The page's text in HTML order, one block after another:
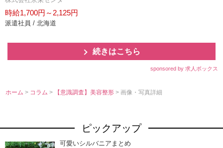
時給1,700円～2,125円
派遣社員 / 北海道
続きはこちら
sponsored by 求人ボックス
ホーム > コラム> 【意識調査】美容整形> 画像・写真詳細
ピックアップ
可愛いシルバニアまとめ